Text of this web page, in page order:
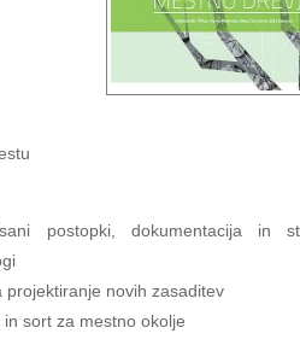
postopki, dokumentacija in
projektiranje novih zasaditev
sort za mestno okolje